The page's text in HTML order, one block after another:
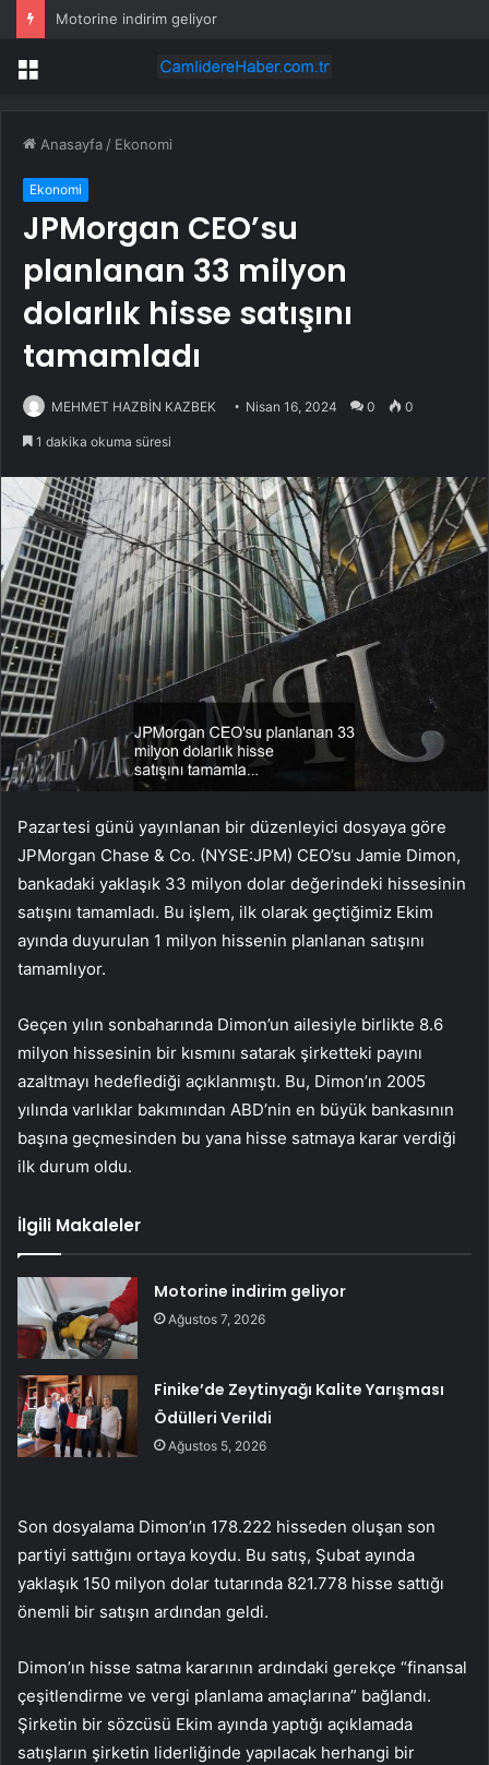
Motorine indirim geliyor
Menü
Anasayfa / Ekonomi
Ekonomi
JPMorgan CEO’su
planlanan 33 milyon
dolarlık hisse satışını
tamamladı
MEHMET HAZBİN KAZBEK Nisan 16, 2024 0 0
1 dakika okuma süresi
Pazartesi günü yayınlanan bir düzenleyici dosyaya göre
JPMorgan Chase & Co. (NYSE:JPM) CEO’su Jamie Dimon,
bankadaki yaklaşık 33 milyon dolar değerindeki hissesinin
satışını tamamladı. Bu işlem, ilk olarak geçtiğimiz Ekim
ayında duyurulan 1 milyon hissenin planlanan satışını
tamamlıyor.
Geçen yılın sonbaharında Dimon’un ailesiyle birlikte 8.6
milyon hissesinin bir kısmını satarak şirketteki payını
azaltmayı hedeflediği açıklanmıştı. Bu, Dimon’ın 2005
yılında varlıklar bakımından ABD’nin en büyük bankasının
başına geçmesinden bu yana hisse satmaya karar verdiği
ilk durum oldu.
İlgili Makaleler
Motorine indirim geliyor
Ağustos 7, 2026
Finike’de Zeytinyağı Kalite Yarışması
Ödülleri Verildi
Ağustos 5, 2026
Son dosyalama Dimon’ın 178.222 hisseden oluşan son
partiyi sattığını ortaya koydu. Bu satış, Şubat ayında
yaklaşık 150 milyon dolar tutarında 821.778 hisse sattığı
önemli bir satışın ardından geldi.
Dimon’ın hisse satma kararının ardındaki gerekçe “finansal
çeşitlendirme ve vergi planlama amaçlarına” bağlandı.
Şirketin bir sözcüsü Ekim ayında yaptığı açıklamada
satışların şirketin liderliğinde yapılacak herhangi bir